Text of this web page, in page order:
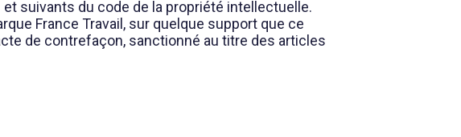
suivants du code de la propriété intellectuelle.
France Travail, sur quelque support que ce
de contrefaçon, sanctionné au titre des articles